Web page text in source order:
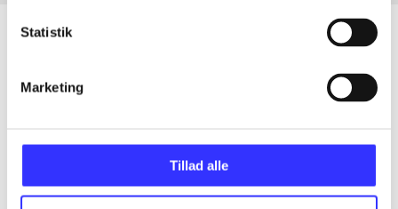
Statistik
Marketing
Tillad alle
Artikler